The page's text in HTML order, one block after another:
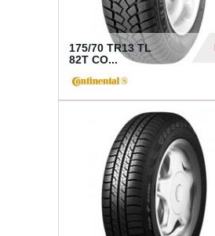
175/70 TR13 TL
82T CO...